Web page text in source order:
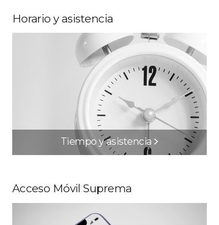
Horario y asistencia
Tiempo y asistencia
Acceso Móvil Suprema